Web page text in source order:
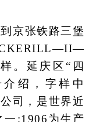
京张铁路三堡
。延庆区“四
绍，字样中
司，是世界近
一;1906为生产